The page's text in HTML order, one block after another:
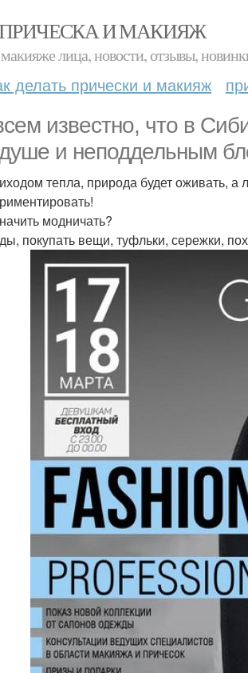
И МАКИЯЖ
лица, новости, отзывы,
делать прически и макияж
известно, что в
и неподдельным
тепла, природа будет оживать,
модничать?
покупать вещи, туфльки, сережки,